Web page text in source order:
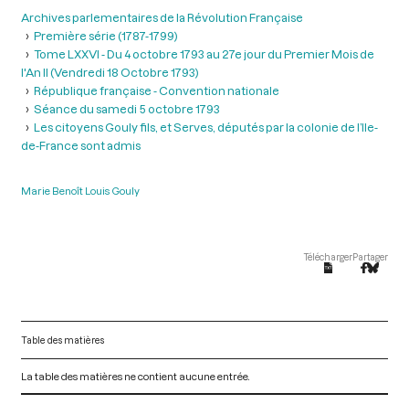
Archives parlementaires de la Révolution Française
Première série (1787-1799)
Tome LXXVI - Du 4 octobre 1793 au 27e jour du Premier Mois de
l'An II (Vendredi 18 Octobre 1793)
République française - Convention nationale
Séance du samedi 5 octobre 1793
Les citoyens Gouly fils, et Serves, députés par la colonie de l’Ile-
de-France sont admis
Marie Benoît Louis Gouly
TéléchargerPartager
Table des matières
La table des matières ne contient aucune entrée.